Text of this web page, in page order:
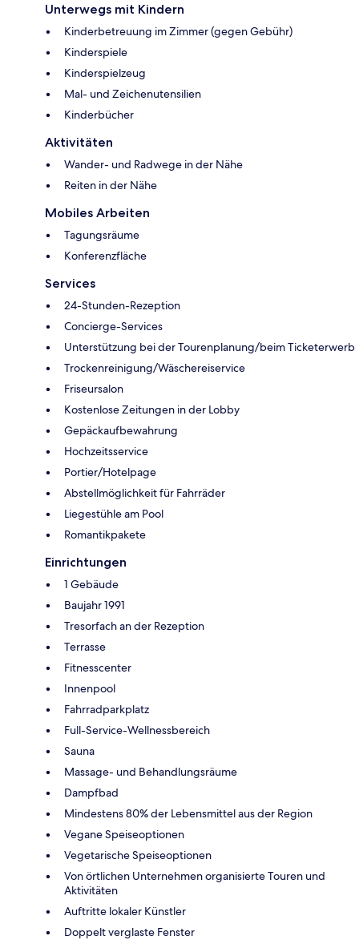
Unterwegs mit Kindern
Kinderbetreuung im Zimmer (gegen Gebühr)
Kinderspiele
Kinderspielzeug
Mal- und Zeichenutensilien
Kinderbücher
Aktivitäten
Wander- und Radwege in der Nähe
Reiten in der Nähe
Mobiles Arbeiten
Tagungsräume
Konferenzfläche
Services
24-Stunden-Rezeption
Concierge-Services
Unterstützung bei der Tourenplanung/beim Ticketerwerb
Trockenreinigung/Wäschereiservice
Friseursalon
Kostenlose Zeitungen in der Lobby
Gepäckaufbewahrung
Hochzeitsservice
Portier/Hotelpage
Abstellmöglichkeit für Fahrräder
Liegestühle am Pool
Romantikpakete
Einrichtungen
1 Gebäude
Baujahr 1991
Tresorfach an der Rezeption
Terrasse
Fitnesscenter
Innenpool
Fahrradparkplatz
Full-Service-Wellnessbereich
Sauna
Massage- und Behandlungsräume
Dampfbad
Mindestens 80% der Lebensmittel aus der Region
Vegane Speiseoptionen
Vegetarische Speiseoptionen
Von örtlichen Unternehmen organisierte Touren und
Aktivitäten
Auftritte lokaler Künstler
Doppelt verglaste Fenster